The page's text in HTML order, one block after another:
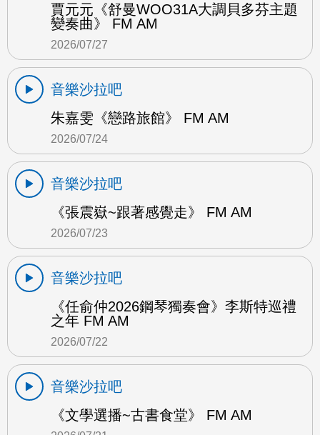
賈元元《舒曼WOO31A大調貝多芬主題
變奏曲》 FM AM
2026/07/27
音樂沙拉吧
朱嘉雯《戀路旅館》 FM AM
2026/07/24
音樂沙拉吧
《張震嶽~跟著感覺走》 FM AM
2026/07/23
音樂沙拉吧
《任俞仲2026鋼琴獨奏會》李斯特巡禮
之年 FM AM
2026/07/22
音樂沙拉吧
《文學選播~古書食堂》 FM AM